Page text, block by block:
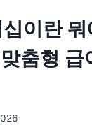
이란
춤형 급